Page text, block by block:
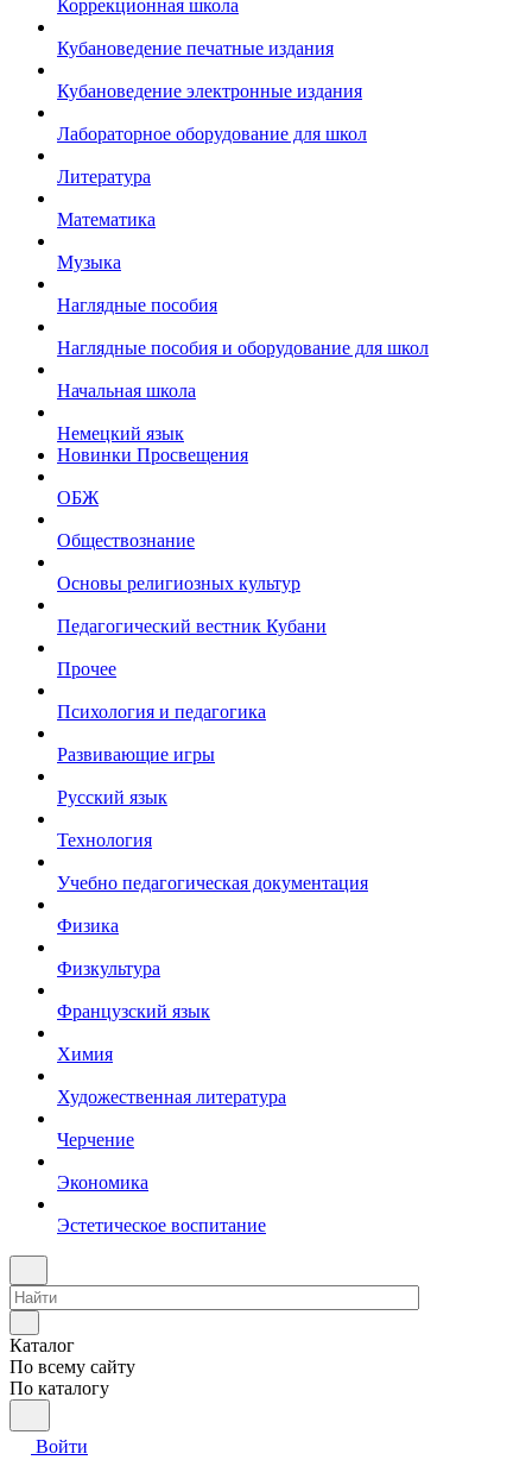
Коррекционная школа
Кубановедение печатные издания
Кубановедение электронные издания
Лабораторное оборудование для школ
Литература
Математика
Музыка
Наглядные пособия
Наглядные пособия и оборудование для школ
Начальная школа
Немецкий язык
Новинки Просвещения
ОБЖ
Обществознание
Основы религиозных культур
Педагогический вестник Кубани
Прочее
Психология и педагогика
Развивающие игры
Русский язык
Технология
Учебно педагогическая документация
Физика
Физкультура
Французский язык
Химия
Художественная литература
Черчение
Экономика
Эстетическое воспитание
Каталог
По всему сайту
По каталогу
Войти